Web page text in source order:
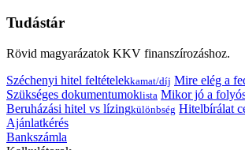
Tudástár
Rövid magyarázatok KKV finanszírozáshoz.
Széchenyi hitel feltételekkamat/díj Mire elég a
Szükséges dokumentumoklista Mikor jó a
Beruházási hitel vs lízingkülönbség Hitelbírálat
Ajánlatkérés
Bankszámla